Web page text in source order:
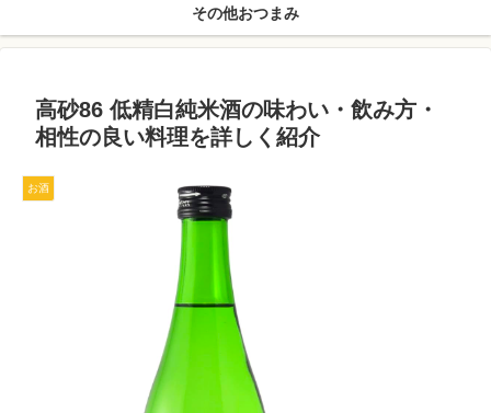
その他おつまみ
高砂86 低精白純米酒の味わい・飲み方・
相性の良い料理を詳しく紹介
お酒